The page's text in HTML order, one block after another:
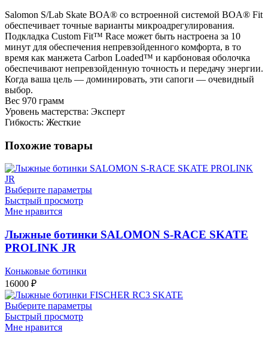
Salomon S/Lab Skate BOA® со встроенной системой BOA® Fit
обеспечивает точные варианты микроадрегулирования.
Подкладка Custom Fit™ Race может быть настроена за 10
минут для обеспечения непревзойденного комфорта, в то
время как манжета Carbon Loaded™ и карбоновая оболочка
обеспечивают непревзойденную точность и передачу энергии.
Когда ваша цель — доминировать, эти сапоги — очевидный
выбор.
Вес 970 грамм
Уровень мастерства: Эксперт
Гибкость: Жесткие
Похожие товары
Выберите параметры
Быстрый просмотр
Мне нравится
Лыжные ботинки SALOMON S-RACE SKATE
PROLINK JR
Коньковые ботинки
16000 ₽
Выберите параметры
Быстрый просмотр
Мне нравится